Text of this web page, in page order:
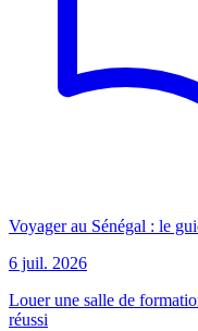
Voyager au Sénégal : le
6 juil. 2026
Louer une salle de
réussi